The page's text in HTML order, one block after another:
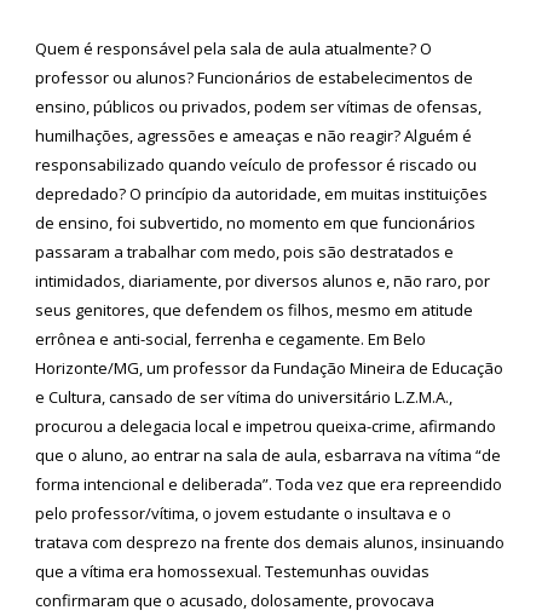
Quem é responsável pela sala de aula atualmente? O
professor ou alunos? Funcionários de estabelecimentos de
ensino, públicos ou privados, podem ser vítimas de ofensas,
humilhações, agressões e ameaças e não reagir? Alguém é
responsabilizado quando veículo de professor é riscado ou
depredado? O princípio da autoridade, em muitas instituições
de ensino, foi subvertido, no momento em que funcionários
passaram a trabalhar com medo, pois são destratados e
intimidados, diariamente, por diversos alunos e, não raro, por
seus genitores, que defendem os filhos, mesmo em atitude
errônea e anti-social, ferrenha e cegamente. Em Belo
Horizonte/MG, um professor da Fundação Mineira de Educação
e Cultura, cansado de ser vítima do universitário L.Z.M.A.,
procurou a delegacia local e impetrou queixa-crime, afirmando
que o aluno, ao entrar na sala de aula, esbarrava na vítima “de
forma intencional e deliberada”. Toda vez que era repreendido
pelo professor/vítima, o jovem estudante o insultava e o
tratava com desprezo na frente dos demais alunos, insinuando
que a vítima era homossexual. Testemunhas ouvidas
confirmaram que o acusado, dolosamente, provocava